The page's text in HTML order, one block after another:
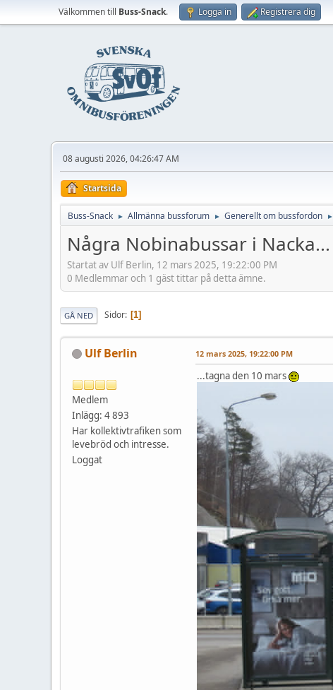
Välkommen till Buss-Snack. Logga in Registrera dig
08 augusti 2026, 04:26:47 AM
Startsida
Buss-Snack ► Allmänna bussforum ► Generellt om bussfordon ►
Några Nobinabussar i Nacka...
Startat av Ulf Berlin, 12 mars 2025, 19:22:00 PM
0 Medlemmar och 1 gäst tittar på detta ämne.
GÅ NED Sidor 1
Ulf Berlin
Medlem
Inlägg: 4 893
Har kollektivtrafiken som
levebröd och intresse.
Loggat
12 mars 2025, 19:22:00 PM
...tagna den 10 mars